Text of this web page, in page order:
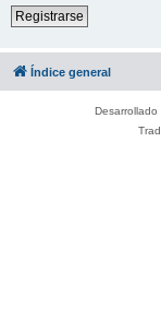
Registrarse
Índice general
Desarrollado